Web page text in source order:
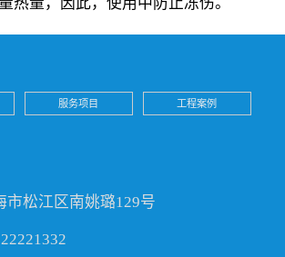
服务项目 工程案例
市松江区南姚璐129号